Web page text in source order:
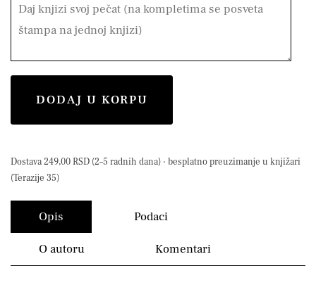
DODAJ U KORPU
Dostava 249,00 RSD (2–5 radnih dana) · besplatno preuzimanje u knjižari
(Terazije 35)
Opis Podaci
O autoru Komentari